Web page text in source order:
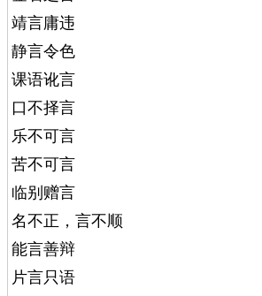
靖言庸违
静言令色
课语讹言
口不择言
乐不可言
苦不可言
临别赠言
名不正，言不顺
能言善辩
片言只语